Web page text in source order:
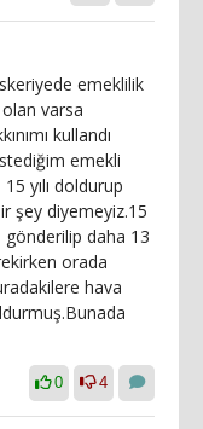
emeklilik
varsa
kullandı
emekli
yılı doldurup
şey diyemeyiz.15
gönderilip daha 13
orada
hava
0 4